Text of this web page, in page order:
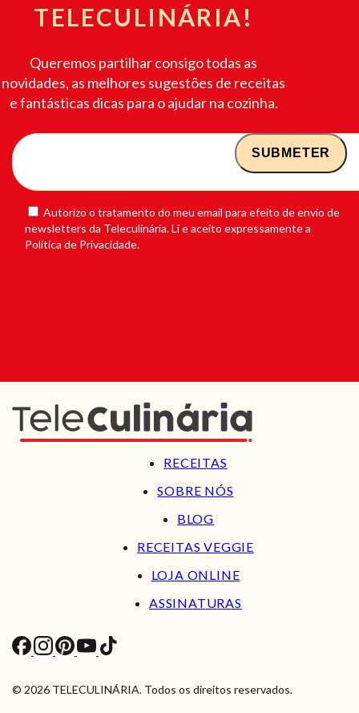
TELECULINÁRIA!
Queremos partilhar consigo todas as
novidades, as melhores sugestões de receitas
e fantásticas dicas para o ajudar na cozinha.
Autorizo o tratamento do meu email para efeito de envio de
newsletters da Teleculinária. Li e aceito expressamente a
Política de Privacidade.
RECEITAS
SOBRE NÓS
BLOG
RECEITAS VEGGIE
LOJA ONLINE
ASSINATURAS
© 2026 TELECULINÁRIA. Todos os direitos reservados.